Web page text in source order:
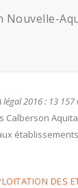
Nouvelle-
légal 2016 : 13 157
Calberson
DES